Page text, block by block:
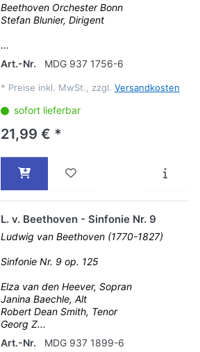
Beethoven Orchester Bonn
Stefan Blunier, Dirigent
...
Art.-Nr.
MDG 937 1756-6
* Preise inkl. MwSt., zzgl. Versandkosten
sofort lieferbar
21,99 € *
L. v. Beethoven - Sinfonie Nr. 9
Ludwig van Beethoven (1770-1827)
Sinfonie Nr. 9 op. 125
Elza van den Heever, Sopran
Janina Baechle, Alt
Robert Dean Smith, Tenor
Georg Z...
Art.-Nr.
MDG 937 1899-6